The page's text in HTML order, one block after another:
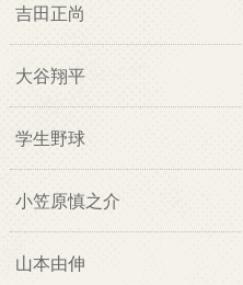
吉田正尚
大谷翔平
学生野球
小笠原慎之介
山本由伸